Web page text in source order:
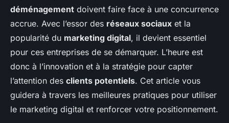
services de déménagement
peuvent-elles utiliser le
marketing digital pour se
différencier?
déménagement doivent faire face à une concurrence
accrue. Avec l’essor des réseaux sociaux et la
popularité du marketing digital, il devient essentiel
pour ces entreprises de se démarquer. L’heure est
donc à l’innovation et à la stratégie pour capter
l’attention des clients potentiels. Cet article vous
guidera à travers les meilleures pratiques pour utiliser
le marketing digital et renforcer votre positionnement.